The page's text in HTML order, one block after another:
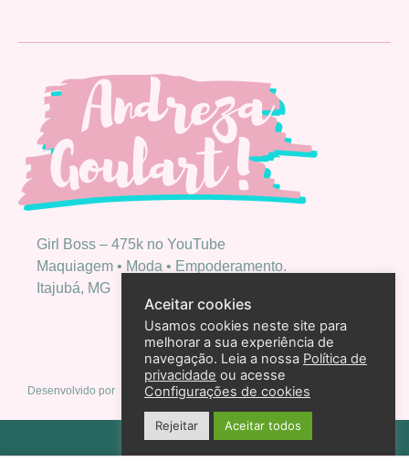
Girl Boss – 475k no YouTube
Maquiagem • Moda • Empoderamento.
Itajubá, MG
Desenvolvido por
Política de privacidade
Aceitar cookies
Usamos cookies neste site para
melhorar a sua experiência de
navegação. Leia a nossa Política de
privacidade ou acesse
Configurações de cookies
Rejeitar Aceitar todos